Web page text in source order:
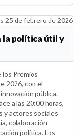
25 de febrero de 2026
la política útil y
los Premios
2026, con el
pública.
a las 20:00 horas,
y actores sociales
colaboración
política. Los